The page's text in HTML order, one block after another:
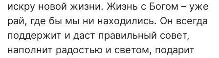
искру новой жизни. Жизнь с Богом – уже
рай, где бы мы ни находились. Он всегда
поддержит и даст правильный совет,
наполнит радостью и светом, подарит